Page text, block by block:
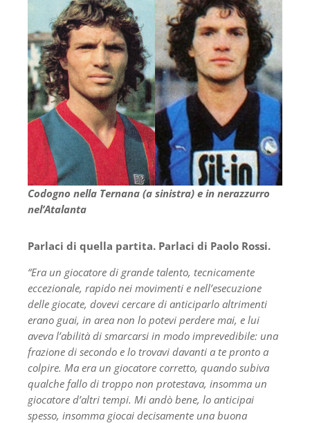
Codogno nella Ternana (a sinistra) e in nerazzurro
nel’Atalanta
Parlaci di quella partita. Parlaci di Paolo Rossi.
“Era un giocatore di grande talento, tecnicamente
eccezionale, rapido nei movimenti e nell’esecuzione
delle giocate, dovevi cercare di anticiparlo altrimenti
erano guai, in area non lo potevi perdere mai, e lui
aveva l’abilità di smarcarsi in modo imprevedibile: una
frazione di secondo e lo trovavi davanti a te pronto a
colpire. Ma era un giocatore corretto, quando subiva
qualche fallo di troppo non protestava, insomma un
giocatore d’altri tempi. Mi andò bene, lo anticipai
spesso, insomma giocai decisamente una buona